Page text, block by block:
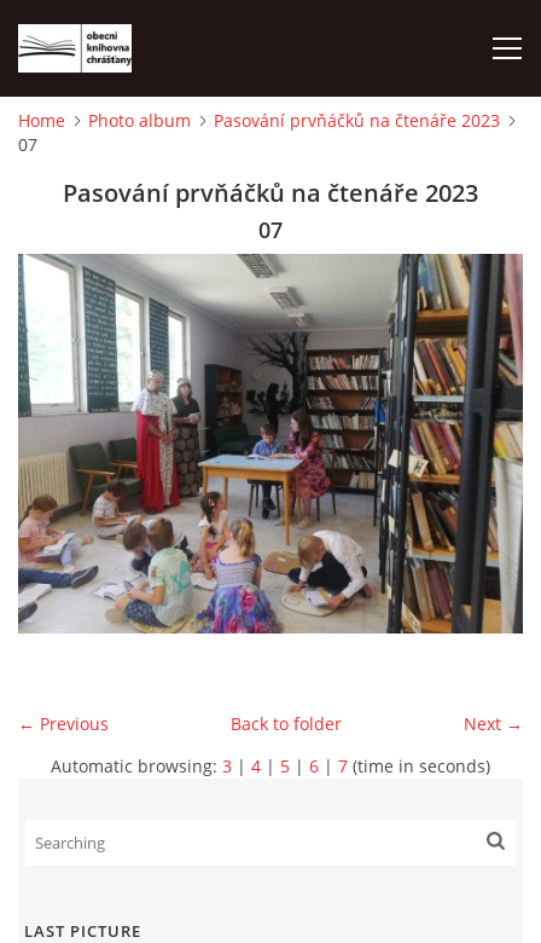
HOME
© 2026 eStránky.cz | WebSlice |Print|Updated: 2026-08-01 | Up ↑
Home Photo album
Pasování prvňáčků na čtenáře 2023
07
Pasování prvňáčků na čtenáře 2023
07
← Previous Next →
Back to folder
Automatic browsing: 3 | 4 | 5 | 6 | 7 (time in seconds)
LAST PICTURE